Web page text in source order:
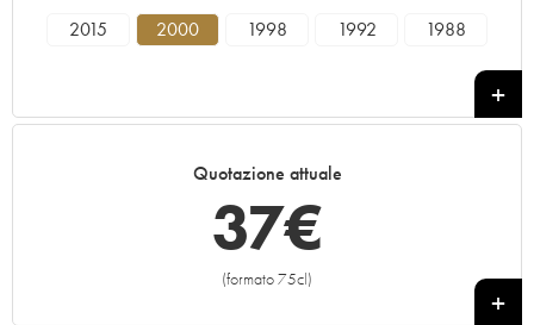
2015 2000 1998 1992 1988
Quotazione attuale
37€
(formato 75cl)
+